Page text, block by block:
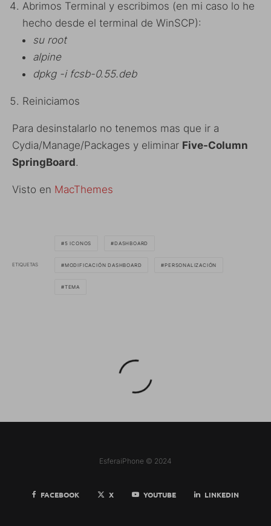
Abrimos Terminal y escribimos (en mi caso lo he
hecho desde el terminal de WinSCP):
su root
alpine
dpkg -i fcsb-0.55.deb
Reiniciamos
Para desinstalarlo no tenemos mas que ir a
Cydia/Manage/Packages y eliminar Five-Column
SpringBoard.
Visto en MacThemes
ETIQUETAS
5 ICONOS DASHBOARD
MODIFICACIÓN DASHBOARD PERSONALIZACIÓN
TEMA
EsferaiPhone © 2024
FACEBOOK X YOUTUBE LINKEDIN